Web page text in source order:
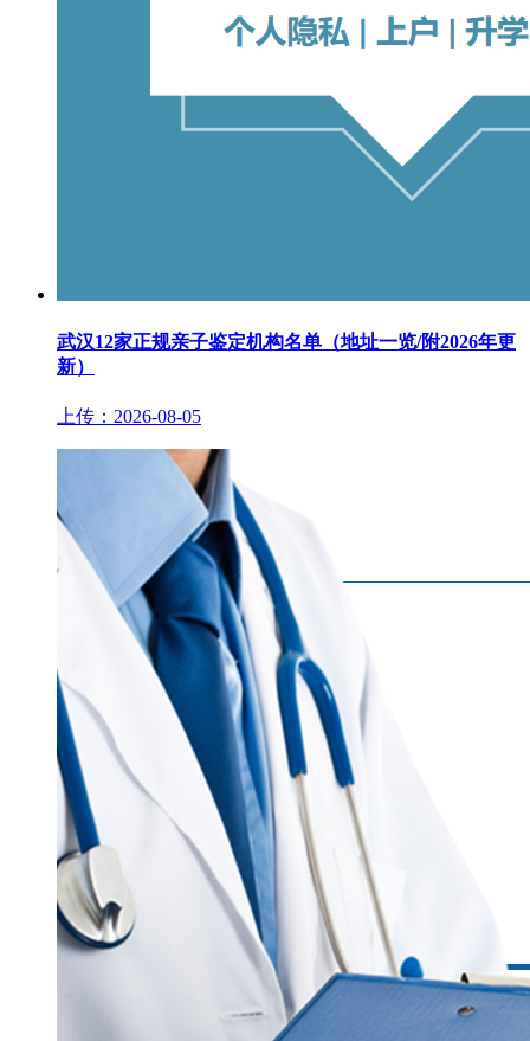
武汉12家正规亲子鉴定机构名单（地址一览/附2026年更
新）
上传：2026-08-05